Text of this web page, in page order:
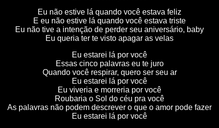
Eu não estive lá quando você estava feliz
E eu não estive lá quando você estava triste
Eu não tive a intenção de perder seu aniversário, baby
Eu queria ter te visto apagar as velas
Eu estarei lá por você
Essas cinco palavras eu te juro
Quando você respirar, quero ser seu ar
Eu estarei lá por você
Eu viveria e morreria por você
Roubaria o Sol do céu pra você
As palavras não podem descrever o que o amor pode fazer
Eu estarei lá por você